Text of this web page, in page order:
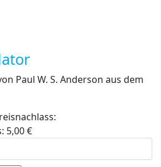
Paul W. S. Anderson aus dem
5,00 €